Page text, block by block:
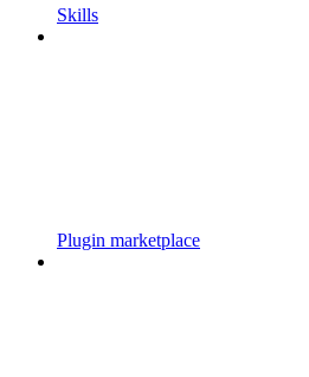
Skills
Plugin marketplace